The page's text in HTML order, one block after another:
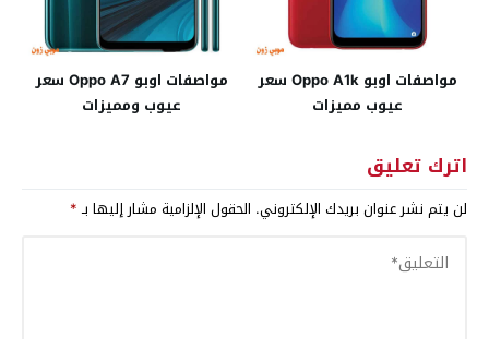
مواصفات اوبو Oppo A1k سعر
عيوب مميزات
مواصفات اوبو Oppo A7 سعر
عيوب ومميزات
اترك تعليق
لن يتم نشر عنوان بريدك الإلكتروني. الحقول الإلزامية مشار إليها بـ*